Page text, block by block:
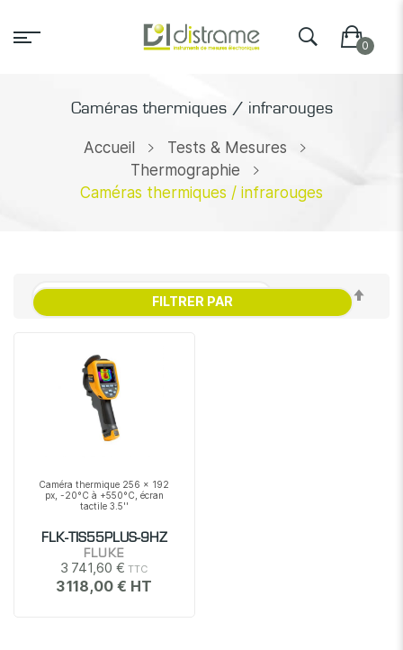
Caméras thermiques / infrarouges
Accueil
Tests & Mesures
Thermographie
Caméras thermiques / infrarouges
Caméra thermique 256 x 192
px, -20°C à +550°C, écran
tactile 3.5''
FLK-TIS55PLUS-9HZ
FLUKE
3 741,60 €
3 118,00 €
FILTRER PAR